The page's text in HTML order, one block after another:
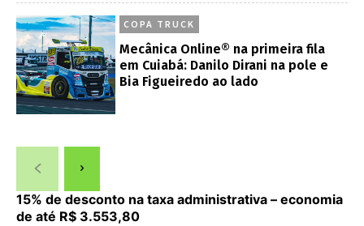
COPA TRUCK
Mecânica Online® na primeira fila
em Cuiabá: Danilo Dirani na pole e
Bia Figueiredo ao lado
15% de desconto na taxa administrativa – economia
de até R$ 3.553,80